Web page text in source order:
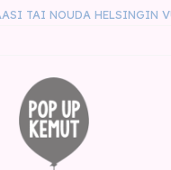
TAI NOUDA HELSINGIN